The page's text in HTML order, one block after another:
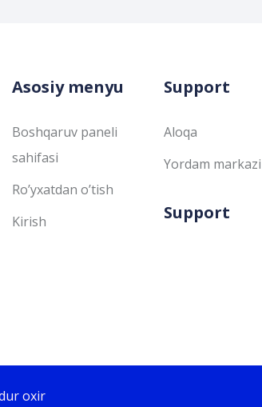
Asosiy menyu
Boshqaruv paneli
sahifasi
Ro’yxatdan o’tish
Kirish
Support
Aloqa
Yordam markazi
Support
oxir